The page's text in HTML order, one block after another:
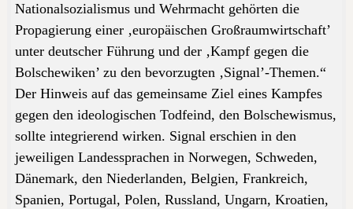
Nationalsozialismus und Wehrmacht gehörten die
Propagierung einer ‚europäischen Großraumwirtschaft’
unter deutscher Führung und der ‚Kampf gegen die
Bolschewiken’ zu den bevorzugten ‚Signal’-Themen.“
Der Hinweis auf das gemeinsame Ziel eines Kampfes
gegen den ideologischen Todfeind, den Bolschewismus,
sollte integrierend wirken. Signal erschien in den
jeweiligen Landessprachen in Norwegen, Schweden,
Dänemark, den Niederlanden, Belgien, Frankreich,
Spanien, Portugal, Polen, Russland, Ungarn, Kroatien,